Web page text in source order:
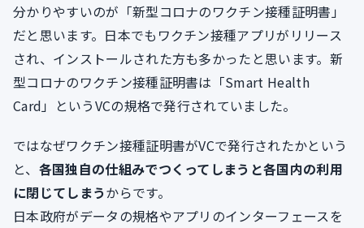
分かりやすいのが「新型コロナのワクチン接種証明書」
だと思います。日本でもワクチン接種アプリがリリース
され、インストールされた方も多かったと思います。新
型コロナのワクチン接種証明書は「Smart Health
Card」というVCの規格で発行されていました。
ではなぜワクチン接種証明書がVCで発行されたかという
と、 各国独自の仕組みでつくってしまうと各国内の利用
に閉じてしまうからです。
日本政府がデータの規格やアプリのインターフェースを